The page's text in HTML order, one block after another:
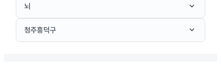
뇌 keyboard_arrow_down
청주흥덕구 keyboard_arrow_down